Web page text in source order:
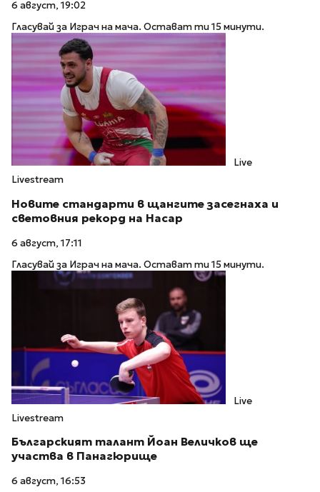
6 август, 19:02
Гласувай за Играч на мача. Остават ти 15 минути.
Live
Livestream
Новите стандарти в щангите засегнаха и
световния рекорд на Насар
6 август, 17:11
Гласувай за Играч на мача. Остават ти 15 минути.
Live
Livestream
Българският талант Йоан Величков ще
участва в Панагюрище
6 август, 16:53